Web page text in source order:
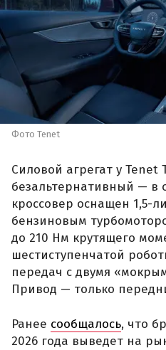
Фото Tenet
Силовой агрегат у Tenet
безальтернативный — в
кроссовер оснащен 1,5-
бензиновым
до 210 Нм крутящего
шестиступенчатой
передач с двумя
Привод — только
Ранее сообщалось, что
2026 года выведет на